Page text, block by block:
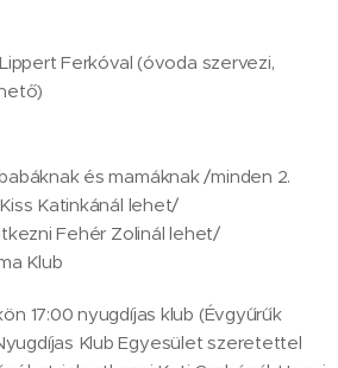
Ferkóval (óvoda szervezi,
és mamáknak /minden 2.
Katinkánál lehet/
Fehér Zolinál lehet/
Klub
17:00 nyugdíjas klub (Évgyűrűk
Klub Egyesület szeretettel